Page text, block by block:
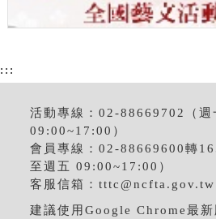
:::
活動專線：02-88669702（週
09:00~17:00）
會員專線：02-88669600轉
至週五 09:00~17:00）
客服信箱：tttc@ncfta.gov.tw
建議使用Google Chrome最